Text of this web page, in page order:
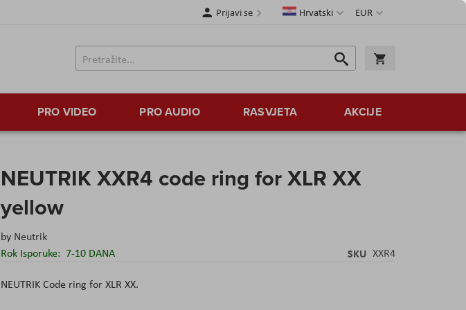
Valuta
EUR
JezikHrvatski
Prijavi se
Traži
Traži
PRO VIDEO PRO AUDIO RASVJETA AKCIJE
NEUTRIK XXR4 code ring for XLR XX
yellow
by Neutrik
Rok Isporuke: 7-10 DANA SKU XXR4
NEUTRIK Code ring for XLR XX.